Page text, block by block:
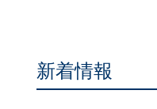
新着情報